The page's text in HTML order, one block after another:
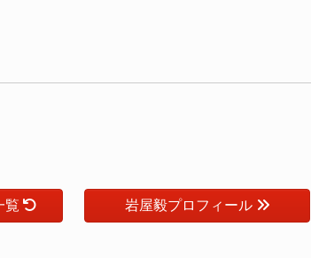
覧 岩屋毅プロフィール